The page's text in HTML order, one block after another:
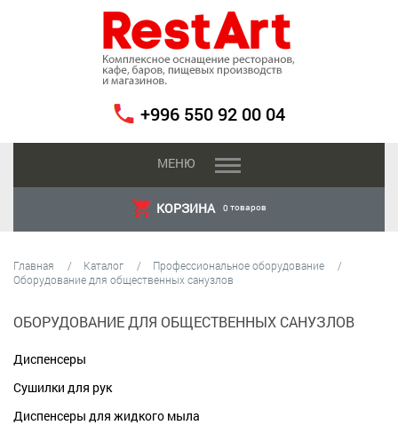
+996 550 92 00 04
МЕНЮ
КОРЗИНА 0 товаров
Главная Каталог
Профессиональное оборудование
Оборудование для общественных санузлов
ОБОРУДОВАНИЕ ДЛЯ ОБЩЕСТВЕННЫХ САНУЗЛОВ
Диспенсеры
Сушилки для рук
Диспенсеры для жидкого мыла